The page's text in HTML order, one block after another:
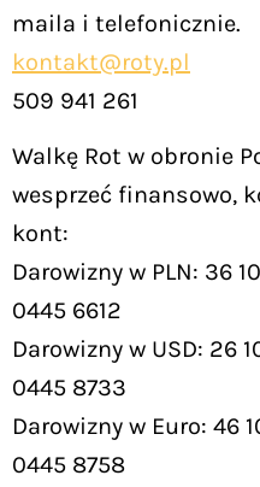
maila i telefonicznie.
kontakt@roty.pl
509 941 261
Walkę Rot w obronie
wesprzeć finansowo,
kont:
Darowizny w PLN: 36
0445 6612
Darowizny w USD: 26
0445 8733
Darowizny w Euro: 46
0445 8758